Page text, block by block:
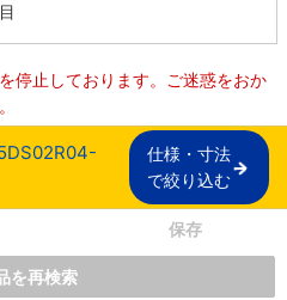
停止しております。ご迷惑をおか
仕様・寸法
で絞り込む
保存
を再検索